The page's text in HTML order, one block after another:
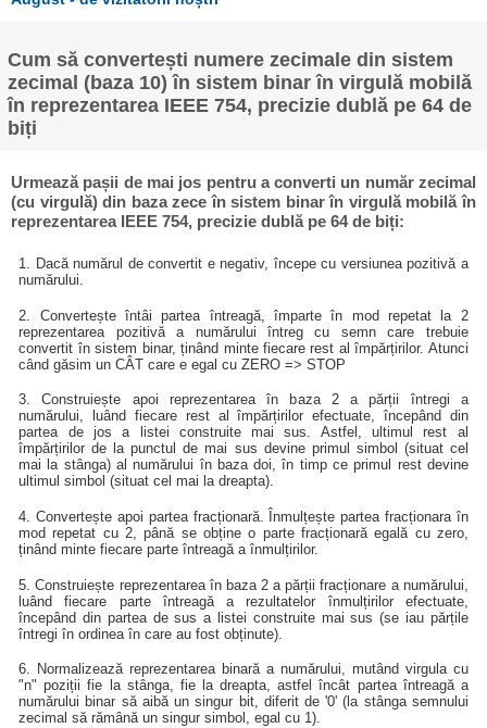
Cum să convertești numere zecimale din sistem
zecimal (baza 10) în sistem binar în virgulă mobilă
în reprezentarea IEEE 754, precizie dublă pe 64 de
biți
Urmează pașii de mai jos pentru a converti un număr zecimal
(cu virgulă) din baza zece în sistem binar în virgulă mobilă în
reprezentarea IEEE 754, precizie dublă pe 64 de biți:
1. Dacă numărul de convertit e negativ, începe cu versiunea pozitivă a
numărului.
2. Convertește întâi partea întreagă, împarte în mod repetat la 2
reprezentarea pozitivă a numărului întreg cu semn care trebuie
convertit în sistem binar, ținând minte fiecare rest al împărțirilor. Atunci
când găsim un CÂT care e egal cu ZERO => STOP
3. Construiește apoi reprezentarea în baza 2 a părții întregi a
numărului, luând fiecare rest al împărțirilor efectuate, începând din
partea de jos a listei construite mai sus. Astfel, ultimul rest al
împărțirilor de la punctul de mai sus devine primul simbol (situat cel
mai la stânga) al numărului în baza doi, în timp ce primul rest devine
ultimul simbol (situat cel mai la dreapta).
4. Convertește apoi partea fracționară. Înmulțește partea fracționara în
mod repetat cu 2, până se obține o parte fracționară egală cu zero,
ținând minte fiecare parte întreagă a înmulțirilor.
5. Construiește reprezentarea în baza 2 a părții fracționare a numărului,
luând fiecare parte întreagă a rezultatelor înmulțirilor efectuate,
începând din partea de sus a listei construite mai sus (se iau părțile
întregi în ordinea în care au fost obținute).
6. Normalizează reprezentarea binară a numărului, mutând virgula cu
"n" poziții fie la stânga, fie la dreapta, astfel încât partea întreagă a
numărului binar să aibă un singur bit, diferit de '0' (la stânga semnului
zecimal să rămână un singur simbol, egal cu 1).